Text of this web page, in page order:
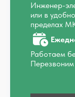
Инженер-
или в
пределах
Работаем